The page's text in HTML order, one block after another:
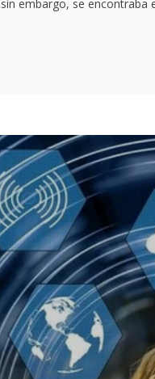
sin embargo, se encontraba